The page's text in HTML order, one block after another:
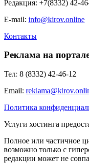
Редакция: +7(8332) 42-
E-mail: info@kirov.online
Контакты
Реклама на
Тел: 8 (8332) 42-46-12
Email:
Политика
Услуги хостинга
Полное или частичное
возможно только с
редакции может не